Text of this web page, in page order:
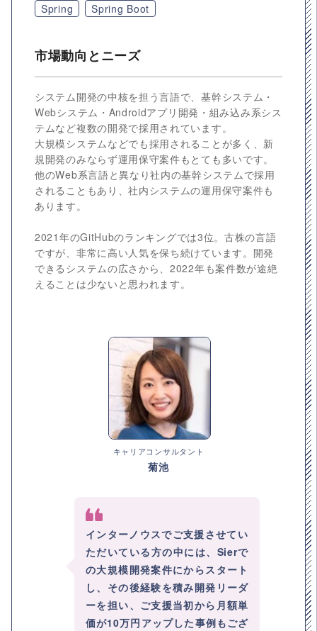
Spring Spring Boot
市場動向とニーズ
システム開発の中核を担う言語で、基幹システム・
Webシステム・Androidアプリ開発・組み込み系シス
テムなど複数の開発で採用されています。
大規模システムなどでも採用されることが多く、新
規開発のみならず運用保守案件もとても多いです。
他のWeb系言語と異なり社内の基幹システムで採用
されることもあり、社内システムの運用保守案件も
あります。
2021年のGitHubのランキングでは3位。古株の言語
ですが、非常に高い人気を保ち続けています。開発
できるシステムの広さから、2022年も案件数が途絶
えることは少ないと思われます。
キャリアコンサルタント
菊池
インターノウスでご支援させてい
ただいている方の中には、Sierで
の大規模開発案件にからスタート
し、その後経験を積み開発リーダ
ーを担い、ご支援当初から月額単
価が10万円アップした事例もござ